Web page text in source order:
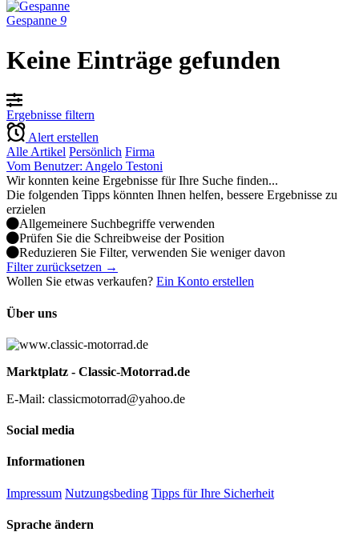
Gespanne 9
Keine Einträge gefunden
Ergebnisse filtern
Alert erstellen
Alle Artikel Persönlich Firma
Vom Benutzer: Angelo Testoni
Wir konnten keine Ergebnisse für Ihre Suche finden...
Die folgenden Tipps könnten Ihnen helfen, bessere Ergebnisse zu
erzielen
Allgemeinere Suchbegriffe verwenden
Prüfen Sie die Schreibweise der Position
Reduzieren Sie Filter, verwenden Sie weniger davon
Filter zurücksetzen →
Wollen Sie etwas verkaufen? Ein Konto erstellen
Über uns
Marktplatz - Classic-Motorrad.de
E-Mail: classicmotorrad@yahoo.de
Social media
Informationen
Impressum Nutzungsbeding Tipps für Ihre Sicherheit
Sprache ändern